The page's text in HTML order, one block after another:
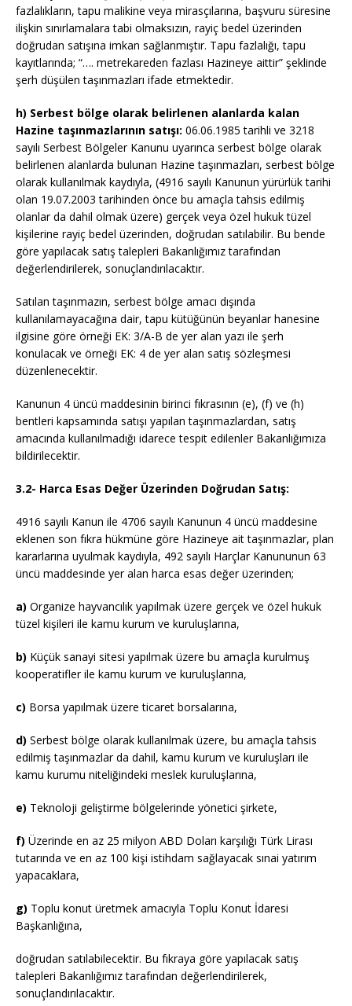
fazlalıkların, tapu malikine veya mirasçılarına, başvuru süresine
ilişkin sınırlamalara tabi olmaksızın, rayiç bedel üzerinden
doğrudan satışına imkan sağlanmıştır. Tapu fazlalığı, tapu
kayıtlarında; “…. metrekareden fazlası Hazineye aittir” şeklinde
şerh düşülen taşınmazları ifade etmektedir.
h) Serbest bölge olarak belirlenen alanlarda kalan
Hazine taşınmazlarının satışı: 06.06.1985 tarihli ve 3218
sayılı Serbest Bölgeler Kanunu uyarınca serbest bölge olarak
belirlenen alanlarda bulunan Hazine taşınmazları, serbest bölge
olarak kullanılmak kaydıyla, (4916 sayılı Kanunun yürürlük tarihi
olan 19.07.2003 tarihinden önce bu amaçla tahsis edilmiş
olanlar da dahil olmak üzere) gerçek veya özel hukuk tüzel
kişilerine rayiç bedel üzerinden, doğrudan satılabilir. Bu bende
göre yapılacak satış talepleri Bakanlığımız tarafından
değerlendirilerek, sonuçlandırılacaktır.
Satılan taşınmazın, serbest bölge amacı dışında
kullanılamayacağına dair, tapu kütüğünün beyanlar hanesine
ilgisine göre örneği EK: 3/A-B de yer alan yazı ile şerh
konulacak ve örneği EK: 4 de yer alan satış sözleşmesi
düzenlenecektir.
Kanunun 4 üncü maddesinin birinci fıkrasının (e), (f) ve (h)
bentleri kapsamında satışı yapılan taşınmazlardan, satış
amacında kullanılmadığı idarece tespit edilenler Bakanlığımıza
bildirilecektir.
3.2- Harca Esas Değer Üzerinden Doğrudan Satış:
4916 sayılı Kanun ile 4706 sayılı Kanunun 4 üncü maddesine
eklenen son fıkra hükmüne göre Hazineye ait taşınmazlar, plan
kararlarına uyulmak kaydıyla, 492 sayılı Harçlar Kanununun 63
üncü maddesinde yer alan harca esas değer üzerinden;
a) Organize hayvancılık yapılmak üzere gerçek ve özel hukuk
tüzel kişileri ile kamu kurum ve kuruluşlarına,
b) Küçük sanayi sitesi yapılmak üzere bu amaçla kurulmuş
kooperatifler ile kamu kurum ve kuruluşlarına,
c) Borsa yapılmak üzere ticaret borsalarına,
d) Serbest bölge olarak kullanılmak üzere, bu amaçla tahsis
edilmiş taşınmazlar da dahil, kamu kurum ve kuruluşları ile
kamu kurumu niteliğindeki meslek kuruluşlarına,
e) Teknoloji geliştirme bölgelerinde yönetici şirkete,
f) Üzerinde en az 25 milyon ABD Doları karşılığı Türk Lirası
tutarında ve en az 100 kişi istihdam sağlayacak sınai yatırım
yapacaklara,
g) Toplu konut üretmek amacıyla Toplu Konut İdaresi
Başkanlığına,
doğrudan satılabilecektir. Bu fıkraya göre yapılacak satış
talepleri Bakanlığımız tarafından değerlendirilerek,
sonuçlandırılacaktır.